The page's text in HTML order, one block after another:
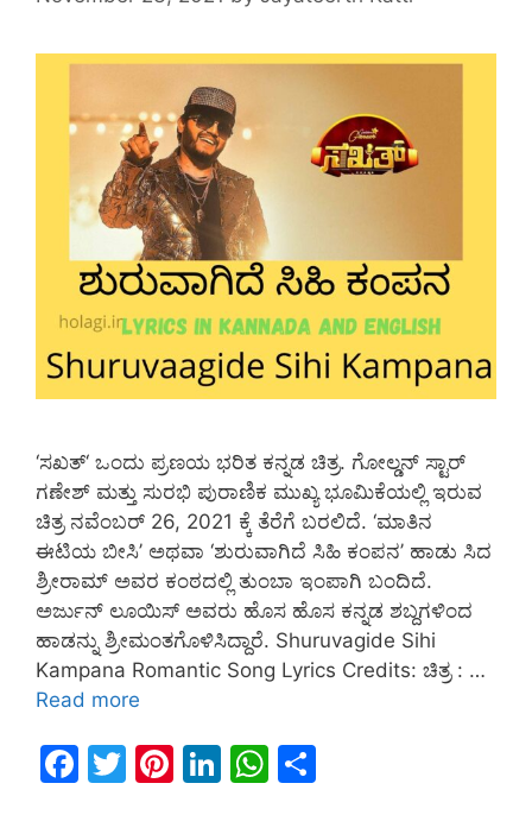
‘ಸಖತ್‘ ಒಂದು ಪ್ರಣಯ ಭರಿತ ಕನ್ನಡ ಚಿತ್ರ. ಗೋಲ್ಡನ್ ಸ್ಟಾರ್
ಗಣೇಶ್ ಮತ್ತು ಸುರಭಿ ಪುರಾಣಿಕ ಮುಖ್ಯ ಭೂಮಿಕೆಯಲ್ಲಿ ಇರುವ
ಚಿತ್ರ ನವೆಂಬರ್ 26, 2021 ಕ್ಕೆ ತೆರೆಗೆ ಬರಲಿದೆ. ‘ಮಾತಿನ
ಈಟಿಯ ಬೀಸಿ’ ಅಥವಾ ‘ಶುರುವಾಗಿದೆ ಸಿಹಿ ಕಂಪನ’ ಹಾಡು ಸಿದ
ಶ್ರೀರಾಮ್ ಅವರ ಕಂಠದಲ್ಲಿ ತುಂಬಾ ಇಂಪಾಗಿ ಬಂದಿದೆ.
ಅರ್ಜುನ್ ಲೂಯಿಸ್ ಅವರು ಹೊಸ ಹೊಸ ಕನ್ನಡ ಶಬ್ದಗಳಿಂದ
ಹಾಡನ್ನು ಶ್ರೀಮಂತಗೊಳಿಸಿದ್ದಾರೆ. Shuruvagide Sihi
Kampana Romantic Song Lyrics Credits: ಚಿತ್ರ : …
Read more
F
T
Pi Li W